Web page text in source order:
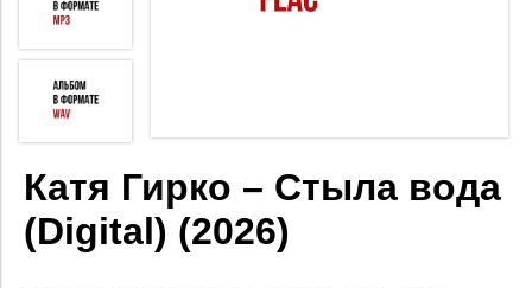
Катя Гирко – Стыла вода
(Digital) (2026)